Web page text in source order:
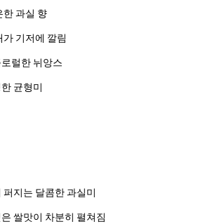
한 과실 향
가 기저에 깔림
럴한 뉘앙스
균형미
퍼지는 달콤한 과실미
쌀맛이 차분히 펼쳐짐